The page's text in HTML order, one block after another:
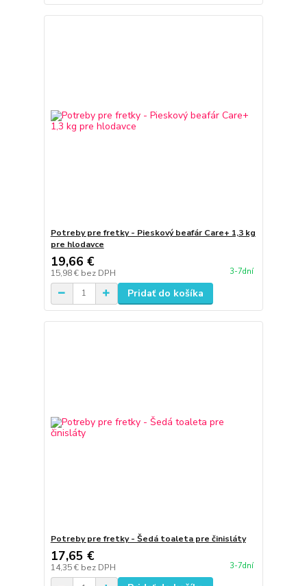
Potreby pre fretky - Pieskový beafár Care+ 1,3 kg
pre hlodavce
19,66 €
15,98 € bez DPH 3-7dní
Pridať do košíka
Potreby pre fretky - Šedá toaleta pre činisláty
17,65 €
14,35 € bez DPH 3-7dní